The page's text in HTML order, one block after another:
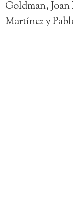
Goldman,
Martínez y